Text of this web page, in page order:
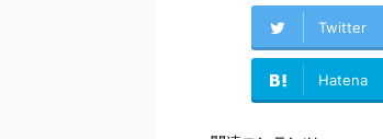
Twitter
Hatena